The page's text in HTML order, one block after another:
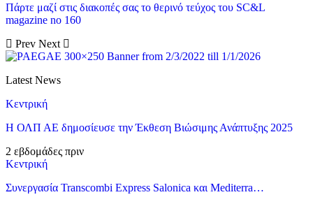
Πάρτε μαζί στις διακοπές σας το θερινό τεύχος του SC&L
magazine no 160
Prev Next
Latest News
Κεντρική
Η ΟΛΠ ΑΕ δημοσίευσε την Έκθεση Βιώσιμης Ανάπτυξης 2025
2 εβδομάδες πριν
Κεντρική
Συνεργασία Transcombi Express Salonica και Mediterra…